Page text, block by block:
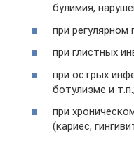
булимия,
при регулярном
при глистных
при острых
ботулизме и т.п.;
при
(кариес,